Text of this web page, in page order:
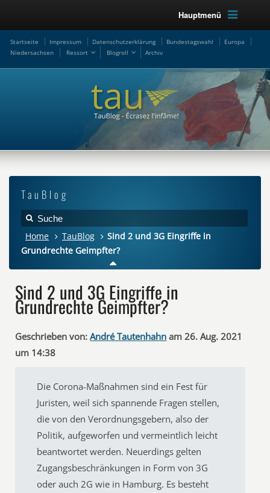
Hauptmenü
Startseite Impressum Datenschutzerklärung Bundestagswahl
Europa
Niedersachsen
Ressort Blogroll Archiv
TauBlog
Home TauBlog
Sind 2 und 3G Eingriffe in
Grundrechte Geimpfter?
Sind 2 und 3G Eingriffe in
Grundrechte Geimpfter?
Geschrieben von: André Tautenhahn am 26. Aug. 2021
um 14:38
Die Corona-Maßnahmen sind ein Fest für
Juristen, weil sich spannende Fragen stellen,
die von den Verordnungsgebern, also der
Politik, aufgeworfen und vermeintlich leicht
beantwortet werden. Neuerdings gelten
Zugangsbeschränkungen in Form von 3G
oder auch 2G wie in Hamburg. Es besteht